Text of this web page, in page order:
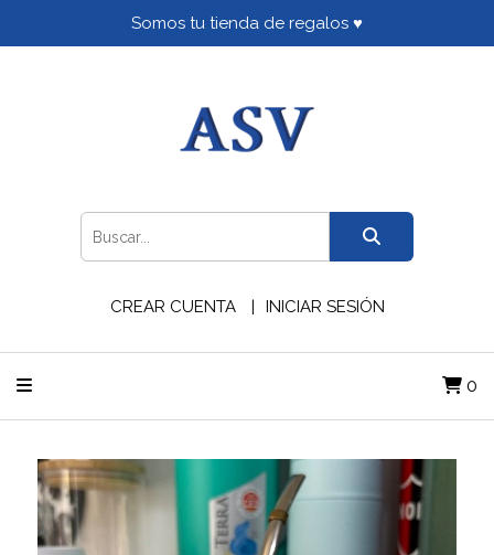
Somos tu tienda de regalos ♥
CREAR CUENTA INICIAR SESIÓN
0